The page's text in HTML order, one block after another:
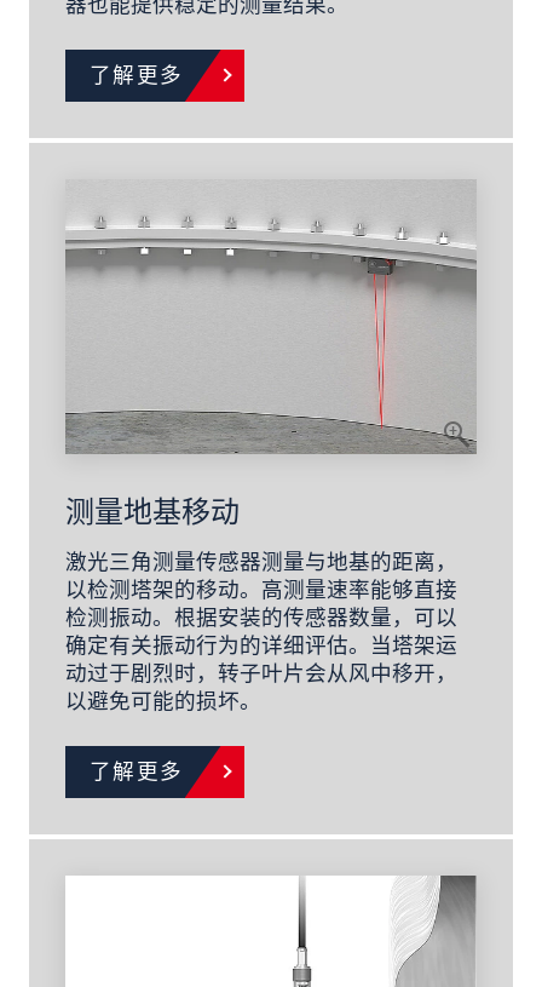
了解更多
测量地基移动
激光三角测量传感器测量与地基的距离，
以检测塔架的移动。高测量速率能够直接
检测振动。根据安装的传感器数量，可以
确定有关振动行为的详细评估。当塔架运
动过于剧烈时，转子叶片会从风中移开，
以避免可能的损坏。
了解更多